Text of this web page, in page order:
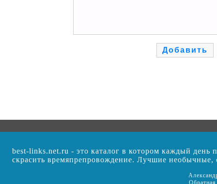
best-links.net.ru - это каталог в котором каждый день
скрасить времяпрепровождение. Лучшие